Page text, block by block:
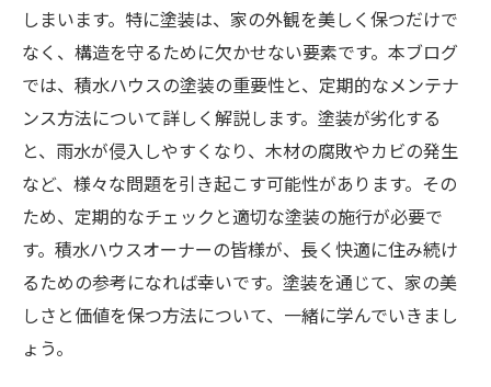
しまいます。特に塗装は、家の外観を美しく保つだけで
なく、構造を守るために欠かせない要素です。本ブログ
では、積水ハウスの塗装の重要性と、定期的なメンテナ
ンス方法について詳しく解説します。塗装が劣化する
と、雨水が侵入しやすくなり、木材の腐敗やカビの発生
など、様々な問題を引き起こす可能性があります。その
ため、定期的なチェックと適切な塗装の施行が必要で
す。積水ハウスオーナーの皆様が、長く快適に住み続け
るための参考になれば幸いです。塗装を通じて、家の美
しさと価値を保つ方法について、一緒に学んでいきまし
ょう。